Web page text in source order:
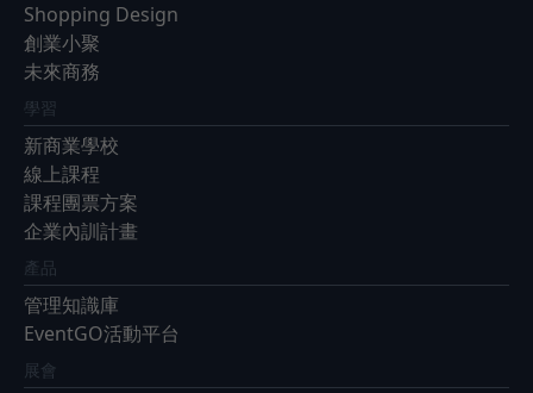
Shopping Design
創業小聚
未來商務
學習
新商業學校
線上課程
課程團票方案
企業內訓計畫
產品
管理知識庫
EventGO活動平台
展會